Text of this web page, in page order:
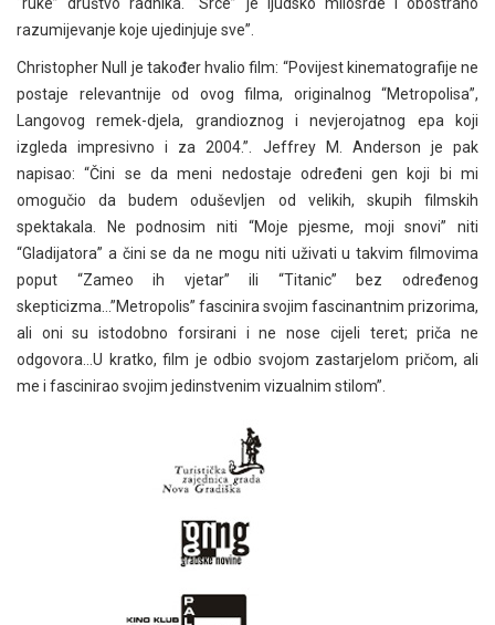
razumijevanje koje ujedinjuje sve”.
Christopher Null je također hvalio film: “Povijest kinematografije ne
postaje relevantnije od ovog filma, originalnog “Metropolisa”,
Langovog remek-djela, grandioznog i nevjerojatnog epa koji
izgleda impresivno i za 2004.”. Jeffrey M. Anderson je pak
napisao: “Čini se da meni nedostaje određeni gen koji bi mi
omogučio da budem oduševljen od velikih, skupih filmskih
spektakala. Ne podnosim niti “Moje pjesme, moji snovi” niti
“Gladijatora” a čini se da ne mogu niti uživati u takvim filmovima
poput “Zameo ih vjetar” ili “Titanic” bez određenog
skepticizma…”Metropolis” fascinira svojim fascinantnim prizorima,
ali oni su istodobno forsirani i ne nose cijeli teret; priča ne
odgovora…U kratko, film je odbio svojom zastarjelom pričom, ali
me i fascinirao svojim jedinstvenim vizualnim stilom”.